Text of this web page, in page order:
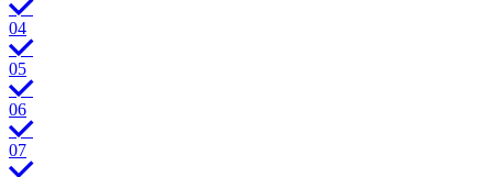
04
05
06
07